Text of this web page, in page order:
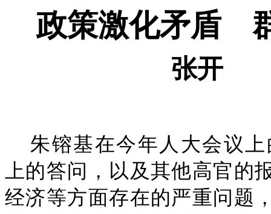
政策激化矛盾
张开
朱镕基在今年人大会议
上的答问，以及其他高官的
经济等方面存在的严重问题